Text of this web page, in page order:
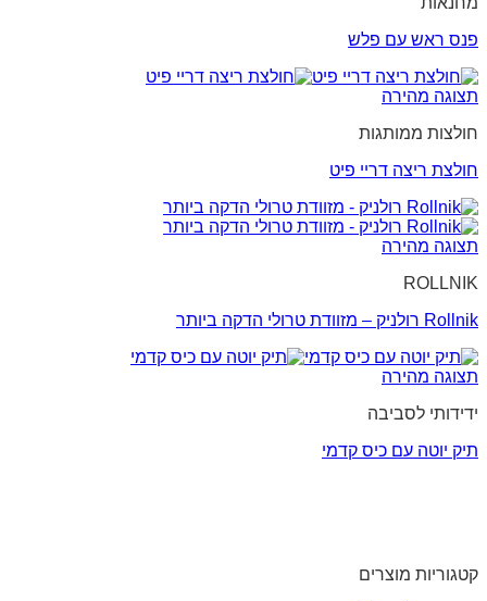
פנס ראש עם פלש
תצוגה מהירה
חולצות ממותגות
חולצת ריצה דריי פיט
תצוגה מהירה
ROLLNIK
Rollnik רולניק – מזוודת טרולי הדקה ביותר
תצוגה מהירה
ידידותי לסביבה
תיק יוטה עם כיס קדמי
קטגוריות מוצרים